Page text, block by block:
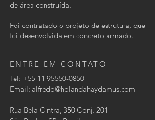
de área construída.
Foi contratado o projeto de estrutura, que
foi desenvolvida em concreto armado.
ENTRE EM CONTATO:
Tel: +55 11 95550-0850
Email: alfredo@holandahaydamus.com
Rua Bela Cintra, 350 Conj. 201